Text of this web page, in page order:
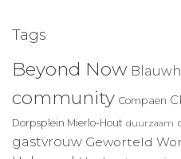
Tags
Beyond Now
community Compaen
Dorpsplein Mierlo-Hout duurzaam
gastvrouw Geworteld